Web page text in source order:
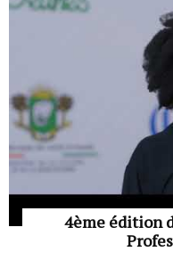
4ème édition